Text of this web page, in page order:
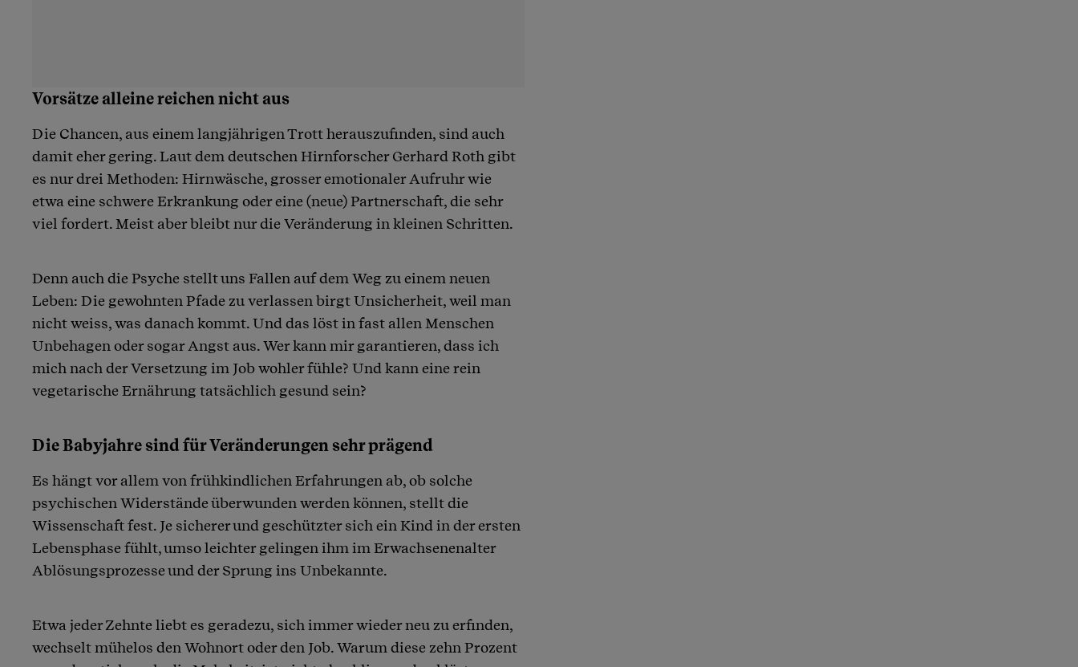
Vorsätze alleine reichen nicht aus
Die Chancen, aus einem langjährigen Trott herauszufinden, sind auch
damit eher gering. Laut dem deutschen Hirnforscher Gerhard Roth gibt
es nur drei Methoden: Hirnwäsche, grosser emotionaler Aufruhr wie
etwa eine schwere Erkrankung oder eine (neue) Partnerschaft, die sehr
viel fordert. Meist aber bleibt nur die Veränderung in kleinen Schritten.
Denn auch die Psyche stellt uns Fallen auf dem Weg zu einem neuen
Leben: Die gewohnten Pfade zu verlassen birgt Unsicherheit, weil man
nicht weiss, was danach kommt. Und das löst in fast allen Menschen
Unbehagen oder sogar Angst aus. Wer kann mir garantieren, dass ich
mich nach der Versetzung im Job wohler fühle? Und kann eine rein
vegetarische Ernährung tatsächlich gesund sein?
Die Babyjahre sind für Veränderungen sehr prägend
Es hängt vor allem von frühkindlichen Erfahrungen ab, ob solche
psychischen Widerstände überwunden werden können, stellt die
Wissenschaft fest. Je sicherer und geschützter sich ein Kind in der ersten
Lebensphase fühlt, umso leichter gelingen ihm im Erwachsenenalter
Ablösungsprozesse und der Sprung ins Unbekannte.
Etwa jeder Zehnte liebt es geradezu, sich immer wieder neu zu erfinden,
wechselt mühelos den Wohnort oder den Job. Warum diese zehn Prozent